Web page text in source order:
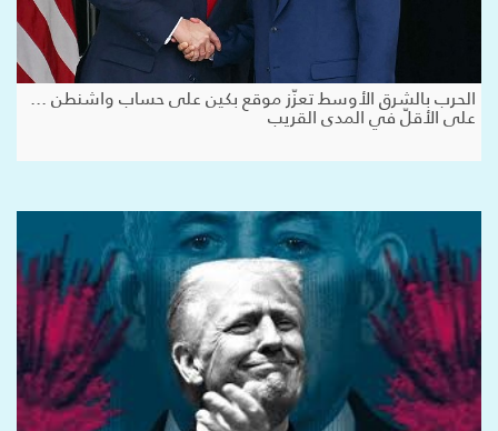
الحرب بالشرق الأوسط تعزّز موقع بكين على حساب واشنطن ...
على الأقلّ في المدى القريب